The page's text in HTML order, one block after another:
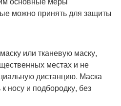
можно принять для защиты
или тканевую маску,
местах и не
дистанцию. Маска
носу и подбородку, без